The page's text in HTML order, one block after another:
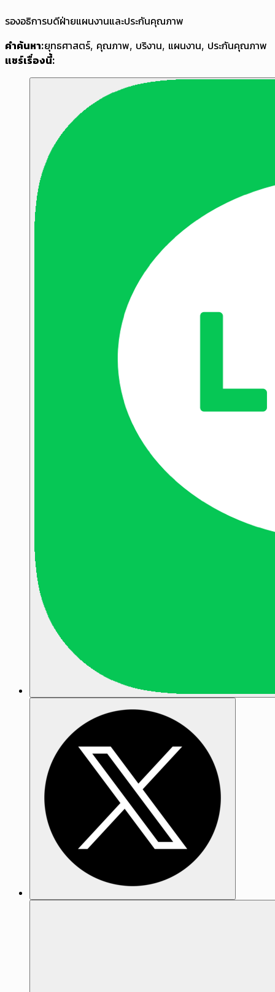
รองอธิการบดีฝ่ายแผนงานและประกันคุณภาพ
คำค้นหา:ยุทธศาสตร์, คุณภาพ, บริงาน, แผนงาน, ประกันคุณภาพ
แชร์เรื่องนี้: